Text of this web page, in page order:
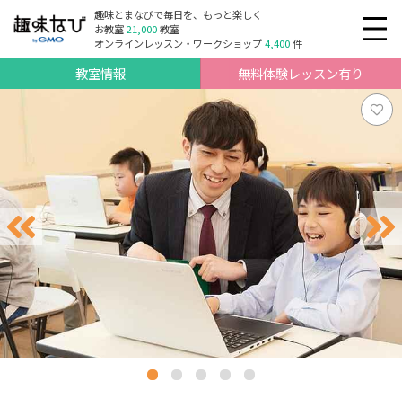
趣味とまなびで毎日を、もっと楽しく
お教室21,000教室
オンラインレッスン・ワークショップ4,400件
教室情報 無料体験レッスン有り